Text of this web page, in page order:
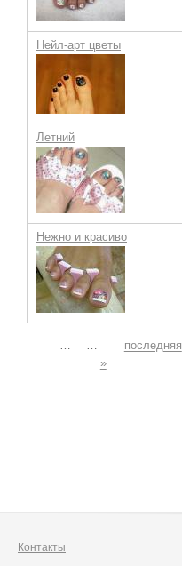
Нейл-арт цветы
Летний
Нежно и красиво
Страницы
… …
последняя
»
Контакты